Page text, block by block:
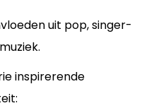
uit pop, singer-
inspirerende